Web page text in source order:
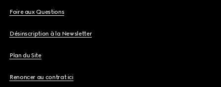
Foire aux Questions
Désinscription à la Newsletter
Plan du Site
Renoncer au contrat ici